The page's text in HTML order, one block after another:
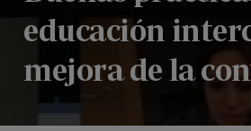
educación
mejora de la